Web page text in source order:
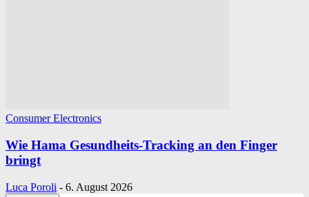
Consumer Electronics
Wie Hama Gesundheits-Tracking an den Finger
bringt
Luca Poroli - 6. August 2026